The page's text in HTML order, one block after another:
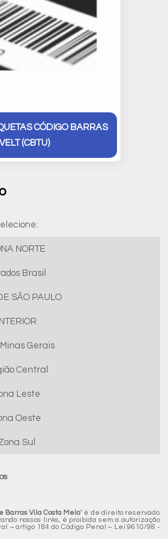
CÓDIGO BARRAS
(CBTU)
NORTE
Brasil
SÃO PAULO
INTERIOR
Minas Gerais
Central
Leste
Oeste
Sul
Barras Vila Costa Melo" é de direito reservado.
nossos links, é proibida sem a autorização
– artigo 184 do Código Penal – Lei 9610/98 -